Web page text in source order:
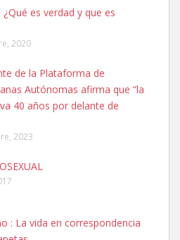
MESA Y LOPEZ
CON MICROCHIP PERDIDO HOY
ES MUY ASUSTADIZO
6.7.2025
¿Qué es verdad y que es
2020
de la Plataforma de
Autónomas afirma que “la
40 años por delante de
2023
: La vida en correspondencia